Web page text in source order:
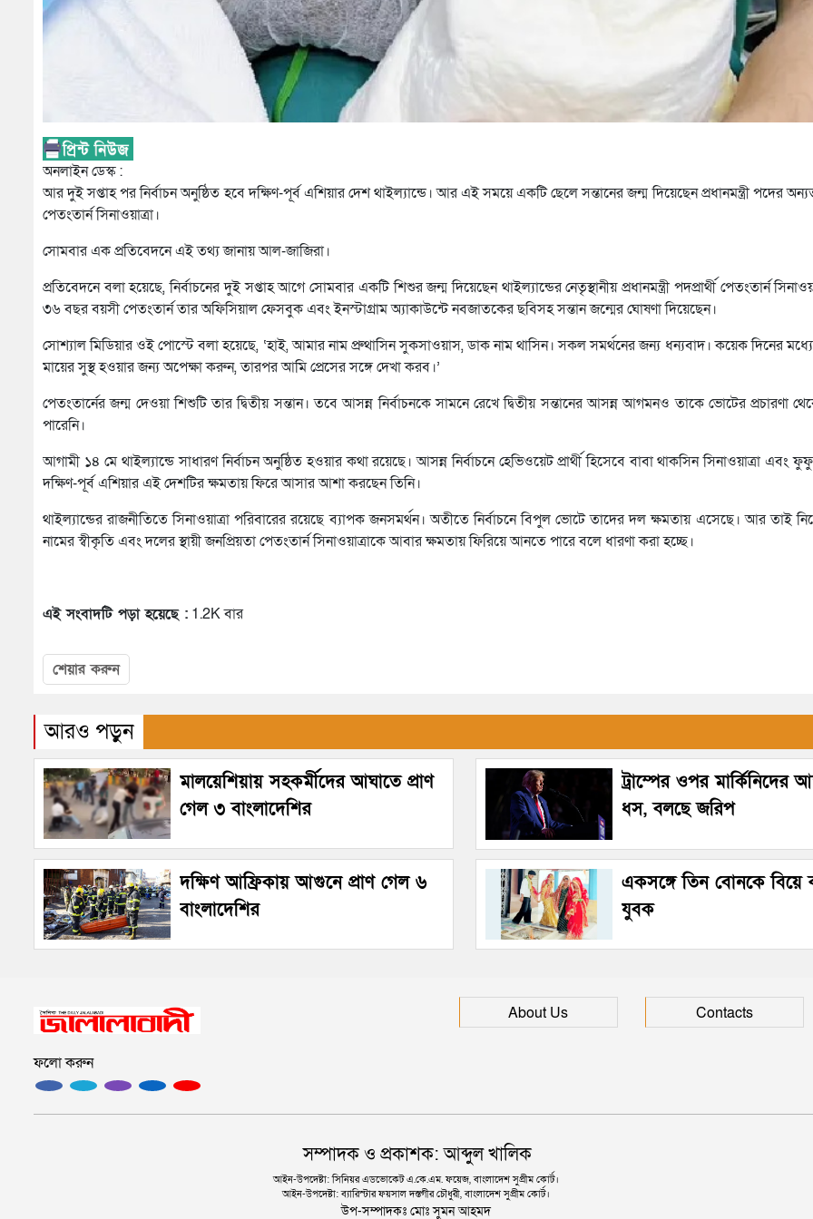
অনলাইন ডেস্ক :
আর দুই সপ্তাহ পর নির্বাচন অনুষ্ঠিত হবে দক্ষিণ-পূর্ব এশিয়ার দেশ থাইল্যান্ডে। আর এই সময়ে একটি ছেলে সন্তানের জন্ম দিয়েছেন প্রধানমন্ত্রী পদের
পেতংতার্ন সিনাওয়াত্রা।
সোমবার এক প্রতিবেদনে এই তথ্য জানায় আল-জাজিরা।
প্রতিবেদনে বলা হয়েছে, নির্বাচনের দুই সপ্তাহ আগে সোমবার একটি শিশুর জন্ম দিয়েছেন থাইল্যান্ডের নেতৃস্থানীয় প্রধানমন্ত্রী পদপ্রার্থী পেতংতার্ন
৩৬ বছর বয়সী পেতংতার্ন তার অফিসিয়াল ফেসবুক এবং ইনস্টাগ্রাম অ্যাকাউন্টে নবজাতকের ছবিসহ সন্তান জন্মের ঘোষণা দিয়েছেন।
সোশ্যাল মিডিয়ার ওই পোস্টে বলা হয়েছে, ‘হাই, আমার নাম প্রুথাসিন সুকসাওয়াস, ডাক নাম থাসিন। সকল সমর্থনের জন্য ধন্যবাদ। কয়েক দিনের
মায়ের সুস্থ হওয়ার জন্য অপেক্ষা করুন, তারপর আমি প্রেসের সঙ্গে দেখা করব।’
পেতংতার্নের জন্ম দেওয়া শিশুটি তার দ্বিতীয় সন্তান। তবে আসন্ন নির্বাচনকে সামনে রেখে দ্বিতীয় সন্তানের আসন্ন আগমনও তাকে ভোটের প্রচারণা
পারেনি।
আগামী ১৪ মে থাইল্যান্ডে সাধারণ নির্বাচন অনুষ্ঠিত হওয়ার কথা রয়েছে। আসন্ন নির্বাচনে হেভিওয়েট প্রার্থী হিসেবে বাবা থাকসিন সিনাওয়াত্রা এবং
দক্ষিণ-পূর্ব এশিয়ার এই দেশটির ক্ষমতায় ফিরে আসার আশা করছেন তিনি।
থাইল্যান্ডের রাজনীতিতে সিনাওয়াত্রা পরিবারের রয়েছে ব্যাপক জনসমর্থন। অতীতে নির্বাচনে বিপুল ভোটে তাদের দল ক্ষমতায় এসেছে। আর তাই
নামের স্বীকৃতি এবং দলের স্থায়ী জনপ্রিয়তা পেতংতার্ন সিনাওয়াত্রাকে আবার ক্ষমতায় ফিরিয়ে আনতে পারে বলে ধারণা করা হচ্ছে।
এই সংবাদটি পড়া হয়েছে : 1.2K বার
শেয়ার করুন
আরও পড়ুন
মালয়েশিয়ায় সহকর্মীদের আঘাতে প্রাণ
গেল ৩ বাংলাদেশির
ট্রাম্পের ওপর মার্কিনিদের
ধস, বলছে জরিপ
দক্ষিণ আফ্রিকায় আগুনে প্রাণ গেল ৬
বাংলাদেশির
একসঙ্গে তিন বোনকে বিয়ে
যুবক
ফলো করুন
About Us Contacts
সম্পাদক ও প্রকাশক: আব্দুল খালিক
আইন-উপদেষ্টা: সিনিয়র এডভোকেট এ.কে.এম. ফয়েজ, বাংলাদেশ সুপ্রীম কোর্ট।
আইন-উপদেষ্টা: ব্যারিস্টার ফয়সাল দস্তগীর চৌধুরী, বাংলাদেশ সুপ্রীম কোর্ট।
উপ-সম্পাদকঃ মোঃ সুমন আহমদ